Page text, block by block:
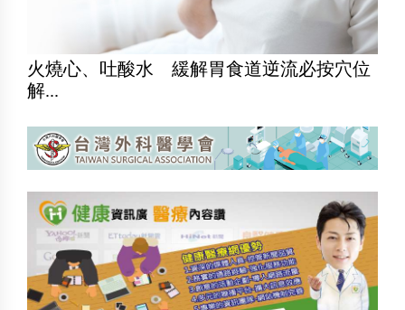
火燒心、吐酸水 緩解胃食道逆流必按穴位
解...